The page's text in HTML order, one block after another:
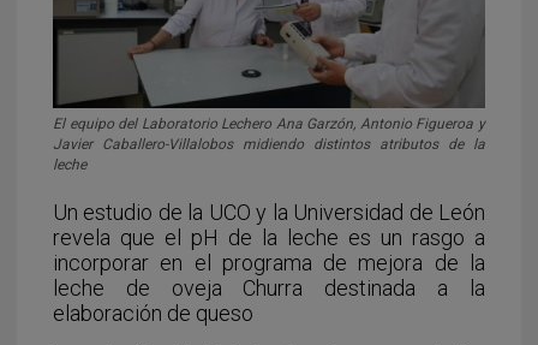
El equipo del Laboratorio Lechero Ana Garzón, Antonio Figueroa y
Javier Caballero-Villalobos midiendo distintos atributos de la
leche
Un estudio de la UCO y la Universidad de León
revela que el pH de la leche es un rasgo a
incorporar en el programa de mejora de la
leche de oveja Churra destinada a la
elaboración de queso